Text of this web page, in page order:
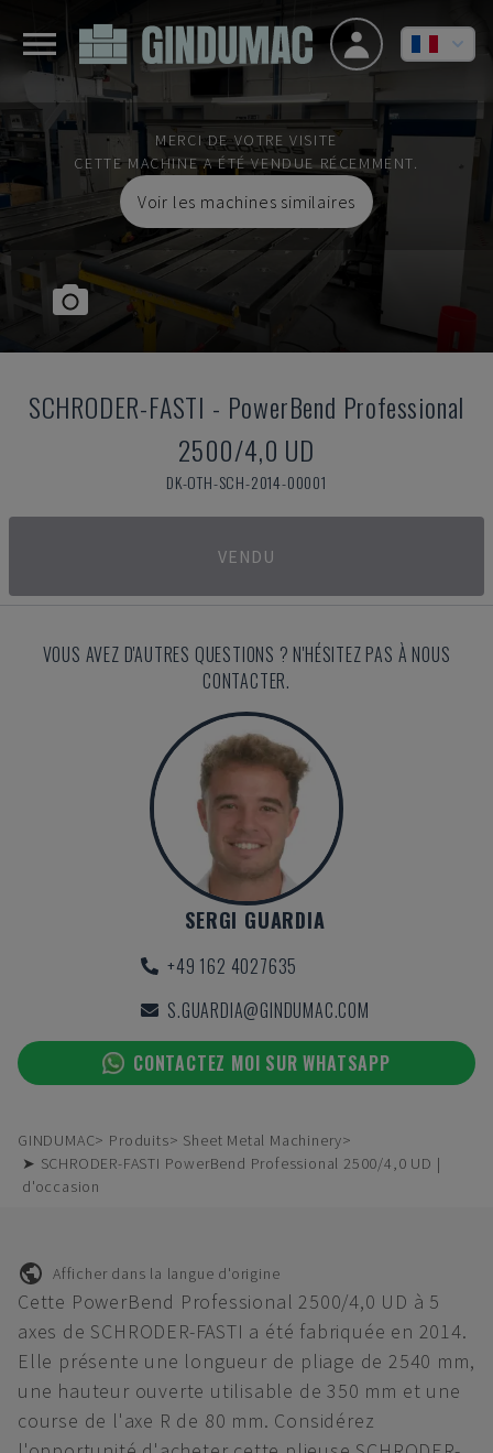
MERCI DE VOTRE VISITE
CETTE MACHINE A ÉTÉ VENDUE RÉCEMMENT.
Voir les machines similaires
SCHRODER-FASTI - PowerBend Professional
2500/4,0 UD
DK-OTH-SCH-2014-00001
VENDU
VOUS AVEZ D'AUTRES QUESTIONS ? N'HÉSITEZ PAS À NOUS
CONTACTER.
SERGI GUARDIA
+49 162 4027635
S.GUARDIA@GINDUMAC.COM
CONTACTEZ MOI SUR WHATSAPP
GINDUMAC Produits
Sheet Metal Machinery
➤ SCHRODER-FASTI PowerBend Professional 2500/4,0 UD |
d'occasion
Afficher dans la langue d'origine
Cette PowerBend Professional 2500/4,0 UD à 5
axes de SCHRODER-FASTI a été fabriquée en 2014.
Elle présente une longueur de pliage de 2540 mm,
une hauteur ouverte utilisable de 350 mm et une
course de l'axe R de 80 mm. Considérez